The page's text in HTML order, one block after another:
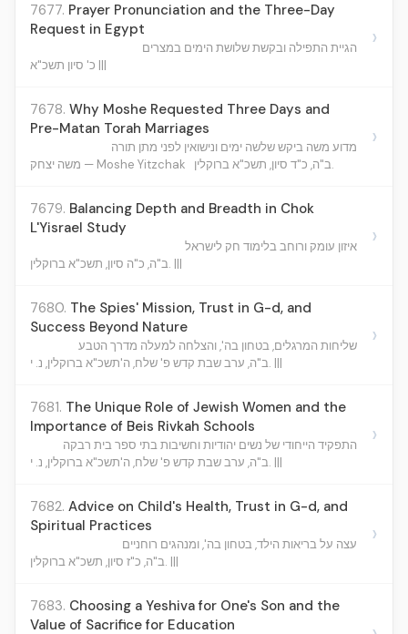
7677. Prayer Pronunciation and the Three-Day
Request in Egypt
הגיית התפילה ובקשת שלושת הימים במצרים
כ' סיון תשכ"א |||
›
7678. Why Moshe Requested Three Days and
Pre-Matan Torah Marriages
מדוע משה ביקש שלשה ימים ונישואין לפני מתן תורה
משה יצחק — Moshe Yitzchak
ב"ה, כ"ד סיון, תשכ"א ברוקלין.
›
7679. Balancing Depth and Breadth in Chok
L'Yisrael Study
איזון עומק ורוחב בלימוד חק לישראל
ב"ה, כ"ה סיון, תשכ"א ברוקלין. |||
›
7680. The Spies' Mission, Trust in G-d, and
Success Beyond Nature
שליחות המרגלים, בטחון בה', והצלחה למעלה מדרך הטבע
ב"ה, ערב שבת קדש פ' שלח, ה'תשכ"א ברוקלין, נ. י. |||
›
7681. The Unique Role of Jewish Women and the
Importance of Beis Rivkah Schools
התפקיד הייחודי של נשים יהודיות וחשיבות בתי ספר בית רבקה
ב"ה, ערב שבת קדש פ' שלח, ה'תשכ"א ברוקלין, נ. י. |||
›
7682. Advice on Child's Health, Trust in G-d, and
Spiritual Practices
עצה על בריאות הילד, בטחון בה', ומנהגים רוחניים
ב"ה, כ"ז סיון, תשכ"א ברוקלין. |||
›
7683. Choosing a Yeshiva for One's Son and the
Value of Sacrifice for Education